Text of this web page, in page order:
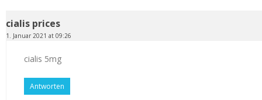
cialis prices
1. Januar 2021 at 09:26
cialis 5mg
Antworten